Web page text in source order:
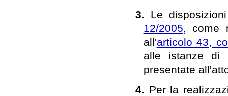
3. Le
12/2005, come
all'articolo 43,
alle istanze di
presentate
4. Per la